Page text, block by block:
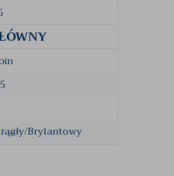
Brylantowy